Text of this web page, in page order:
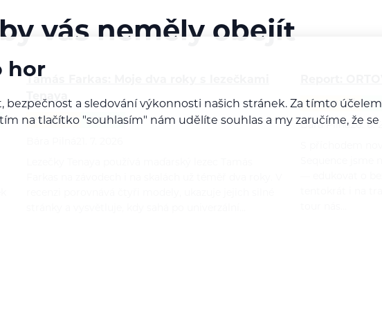
vás neměly obejít
Tenaya
RECENZE LEZENÍ
REPORTÁŽ
Bára Pilná 26. 6.
— edukovat o
hor
bezpečnost a sledování výkonnosti našich stránek. Za tímto
na tlačítko "souhlasím" nám udělíte souhlas a my zaručíme, že